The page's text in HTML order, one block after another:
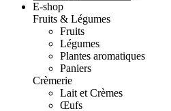
E-shop
Fruits & Légumes
Fruits
Légumes
Plantes aromatiques
Paniers
Crèmerie
Lait et Crèmes
Œufs